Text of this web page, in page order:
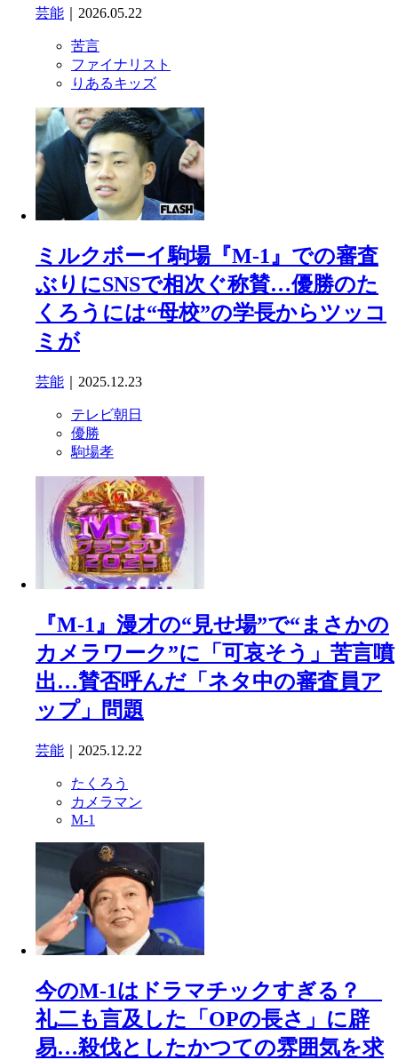
芸能 ｜2026.05.22
苦言
ファイナリスト
りあるキッズ
ミルクボーイ駒場『M-1』での審査
ぶりにSNSで相次ぐ称賛…優勝のた
くろうには“母校”の学長からツッコ
ミが
芸能 ｜2025.12.23
テレビ朝日
優勝
駒場孝
『M-1』漫才の“見せ場”で“まさかの
カメラワーク”に「可哀そう」苦言噴
出…賛否呼んだ「ネタ中の審査員ア
ップ」問題
芸能 ｜2025.12.22
たくろう
カメラマン
M-1
今のM-1はドラマチックすぎる？
礼二も言及した「OPの長さ」に辟
易…殺伐としたかつての雰囲気を求